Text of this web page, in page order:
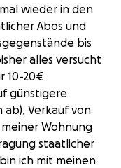
wieder in den
Abos und
bis
alles versucht
10-20€
günstigere
Verkauf von
Wohnung
staatlicher
ich mit meinen